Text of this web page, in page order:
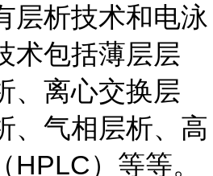
层析技术和电泳
术包括薄层层
、离心交换层
、气相层析、高
HPLC）等等。